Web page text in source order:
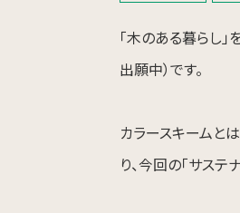
「木のある暮らし
出願中）です。
カラースキームと
り、今回の「サス